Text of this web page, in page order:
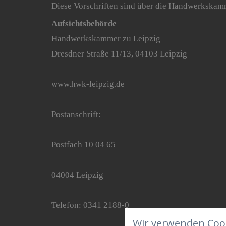
Diese Vorschriften sind über die
Aufsichtsbehörde
Handwerkskammer zu Leipzig
Dresdner Straße 11/13, 04103 Leipzig
www.hwk-leipzig.de
Postanschrift:
Postfach 10 04 65
04004 Leipzig
Telefon: 0341 2188-0
Wir verwenden